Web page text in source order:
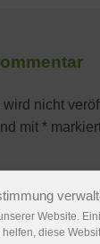
Website.
diese
nicht
mit *